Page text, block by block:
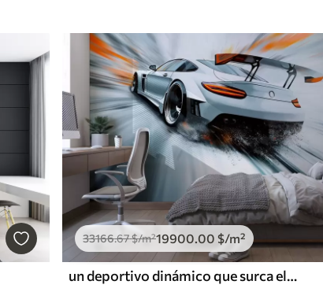
33166.67$/m²19900.00 $/m²
un deportivo dinámico que surca el espacio